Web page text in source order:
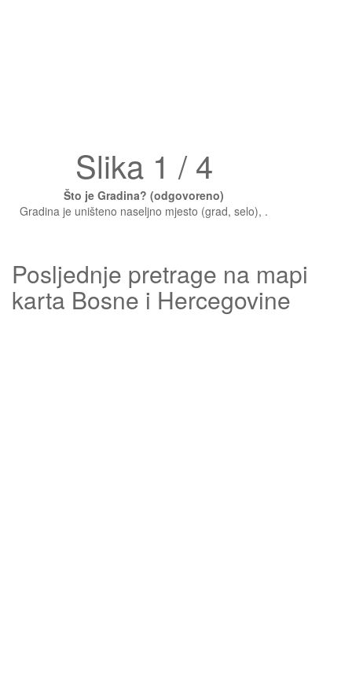
Slika 1 / 4
Što je Gradina? (odgovoreno)
Gradina je uništeno naseljno mjesto (grad, selo), .
Posljednje pretrage na mapi
karta Bosne i Hercegovine